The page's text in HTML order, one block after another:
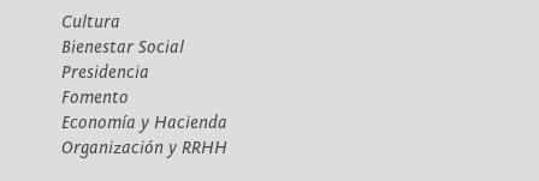
Cultura
Bienestar Social
Presidencia
Fomento
Economía y Hacienda
Organización y RRHH